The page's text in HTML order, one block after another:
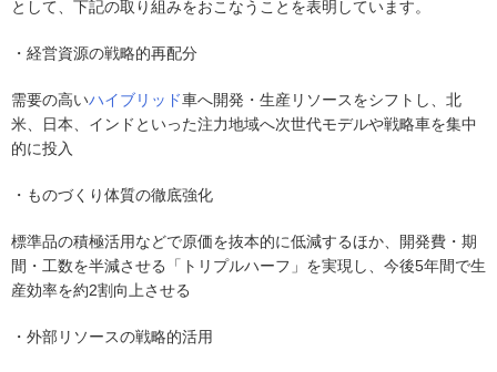
として、下記の取り組みをおこなうことを表明しています。
・経営資源の戦略的再配分
需要の高いハイブリッド車へ開発・生産リソースをシフトし、北
米、日本、インドといった注力地域へ次世代モデルや戦略車を集中
的に投入
・ものづくり体質の徹底強化
標準品の積極活用などで原価を抜本的に低減するほか、開発費・期
間・工数を半減させる「トリプルハーフ」を実現し、今後5年間で生
産効率を約2割向上させる
・外部リソースの戦略的活用